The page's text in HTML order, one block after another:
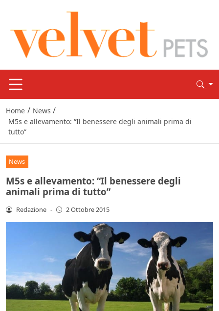
Home / News /
M5s e allevamento: “Il benessere degli animali prima di
tutto”
News
M5s e allevamento: “Il benessere degli
animali prima di tutto”
Redazione - 2 Ottobre 2015